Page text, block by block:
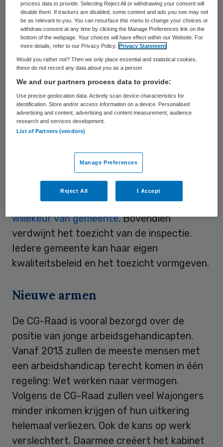
Door de afspraken in hetbestuursakkoord,
dat het kabinet op 21 april met Vereniging
Nederlandse Gemeenten (VNG) heeft
beperking, die nu begeleiding krijgen vanuit
de AWBZ, vanaf 2013 aankloppen bij hun
eigen gemeente. Volgens de Vereniging
Gehandicaptenzorg Nederland (VGN)
komen daarmee de continuïteit en
in gevaar. Door de overheveling naar de
Wmo verdwijnt het verzekerd recht op zorg.
Volgens de VGN worden mensen met een
beperking worden afhankelijk van de
willekeur van gemeente. Bovendien
verdwijnt het toezicht van de inspectie.
Iedere gemeente kan haar eigen
kwaliteitsbeleid en het toezicht vormgeven.
Nieuwe armen
De CG-Raad is vooral bezorgd over de
positie van jonge arbeidsgehandicapten.
Vanaf 2013 zullen de meeste mensen met
een arbeidshandicap terecht komen in één
regeling: Wet werken naar vermogen.
Volgens de CG-Raad zullen veel Wajongers
minder inkomen krijgen of hun uitkering
helemaal verliezen. Ook de kans op werk
verslechtert. Daarmee creëert het kabinet
process data to provide. Selecting Reject All or withdrawing your consent will
disable them. If trackers are disabled, some content and ads you see may not
be as relevant to you. You can resurface this menu to change your choices or
withdraw consent at any time by clicking the Manage Preferences link on the
bottom of the webpage. Your choices will have effect within our Website. For
more details, refer to our Privacy Policy.
Privacy Statement
Would you rather not? Then we only place essential and statistical cookies,
these do not record any data about you as a person
We and our partners process data to provide:
Use precise geolocation data. Actively scan device characteristics for
identification. Store and/or access information on a device. Personalised
advertising and content, advertising and content measurement, audience
research and services development.
List of Partners (vendors)
Manage Preferences
Reject All I Accept